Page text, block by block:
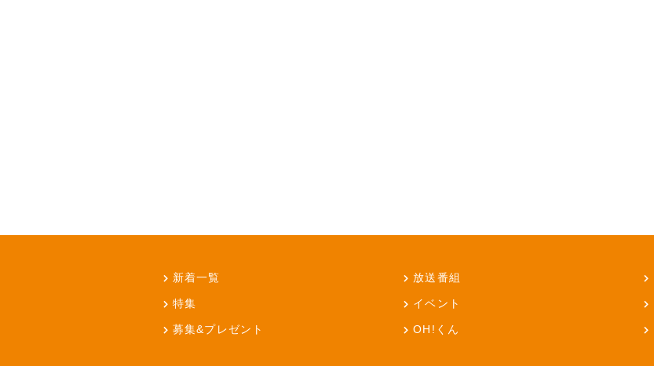
新着一覧 放送番組
特集 イベント
募集&プレゼント OH!くん